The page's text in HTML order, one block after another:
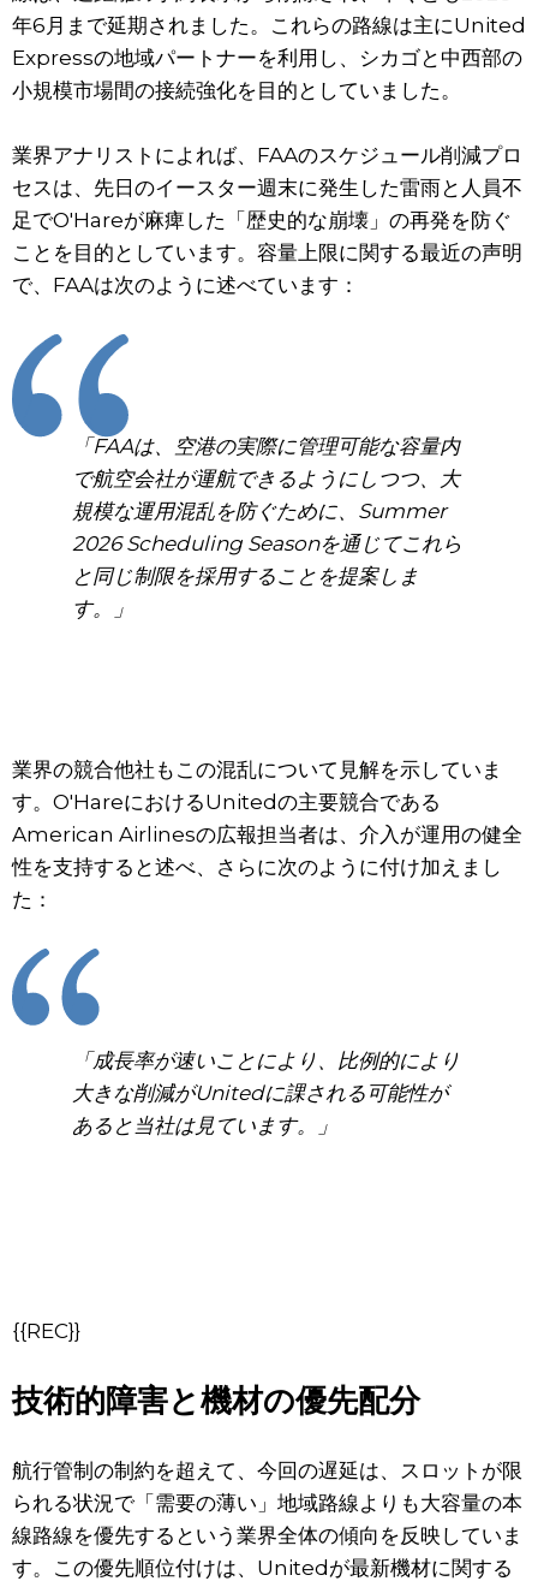
年6月まで延期されました。これらの路線は主にUnited
Expressの地域パートナーを利用し、シカゴと中西部の
小規模市場間の接続強化を目的としていました。
業界アナリストによれば、FAAのスケジュール削減プロ
セスは、先日のイースター週末に発生した雷雨と人員不
足でO'Hareが麻痺した「歴史的な崩壊」の再発を防ぐ
ことを目的としています。容量上限に関する最近の声明
で、FAAは次のように述べています：
「FAAは、空港の実際に管理可能な容量内
で航空会社が運航できるようにしつつ、大
規模な運用混乱を防ぐために、Summer
2026 Scheduling Seasonを通じてこれら
と同じ制限を採用することを提案しま
す。」
業界の競合他社もこの混乱について見解を示していま
す。O'HareにおけるUnitedの主要競合である
American Airlinesの広報担当者は、介入が運用の健全
性を支持すると述べ、さらに次のように付け加えまし
た：
「成長率が速いことにより、比例的により
大きな削減がUnitedに課される可能性が
あると当社は見ています。」
{{REC}}
技術的障害と機材の優先配分
航行管制の制約を超えて、今回の遅延は、スロットが限
られる状況で「需要の薄い」地域路線よりも大容量の本
線路線を優先するという業界全体の傾向を反映していま
す。この優先順位付けは、Unitedが最新機材に関する